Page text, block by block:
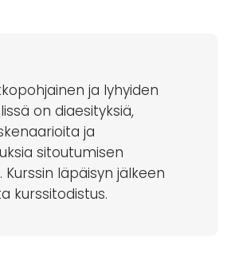
ja lyhyiden
on diaesityksiä,
ja
sitoutumisen
Kurssin läpäisyn jälkeen
kurssitodistus.